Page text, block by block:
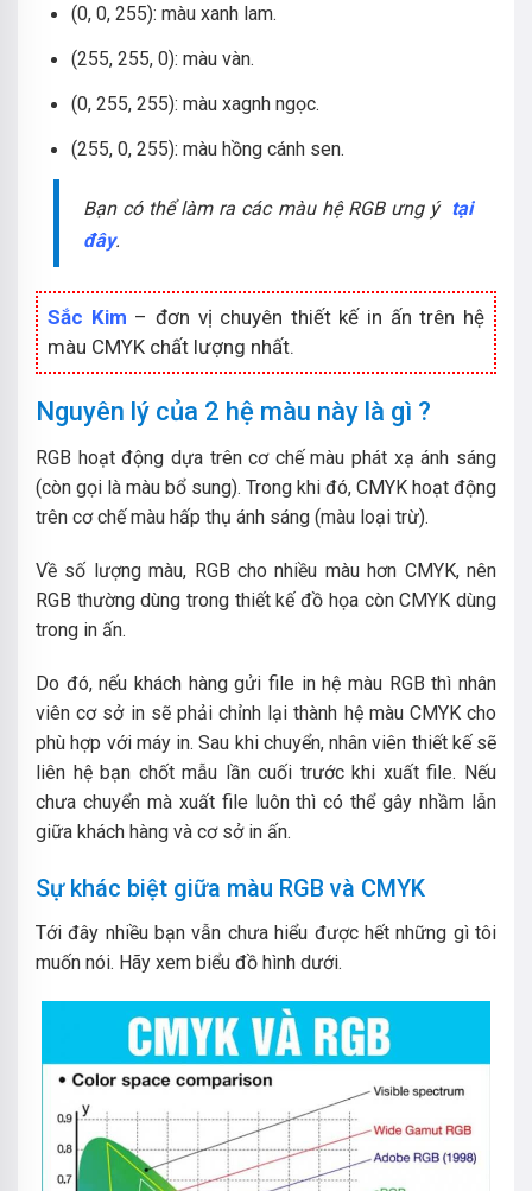
(0, 0, 255): màu xanh lam.
(255, 255, 0): màu vàn.
(0, 255, 255): màu xagnh ngọc.
(255, 0, 255): màu hồng cánh sen.
Bạn có thể làm ra các màu hệ RGB ưng ý tại
đây.
Sắc Kim – đơn vị chuyên thiết kế in ấn trên hệ
màu CMYK chất lượng nhất.
Nguyên lý của 2 hệ màu này là gì ?
RGB hoạt động dựa trên cơ chế màu phát xạ ánh sáng
(còn gọi là màu bổ sung). Trong khi đó, CMYK hoạt động
trên cơ chế màu hấp thụ ánh sáng (màu loại trừ).
Về số lượng màu, RGB cho nhiều màu hơn CMYK, nên
RGB thường dùng trong thiết kế đồ họa còn CMYK dùng
trong in ấn.
Do đó, nếu khách hàng gửi file in hệ màu RGB thì nhân
viên cơ sở in sẽ phải chỉnh lại thành hệ màu CMYK cho
phù hợp với máy in. Sau khi chuyển, nhân viên thiết kế sẽ
liên hệ bạn chốt mẫu lần cuối trước khi xuất file. Nếu
chưa chuyển mà xuất file luôn thì có thể gây nhầm lẫn
giữa khách hàng và cơ sở in ấn.
Sự khác biệt giữa màu RGB và CMYK
Tới đây nhiều bạn vẫn chưa hiểu được hết những gì tôi
muốn nói. Hãy xem biểu đồ hình dưới.